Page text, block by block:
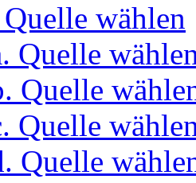
wählen
Quelle
Quelle
Quelle
Quelle